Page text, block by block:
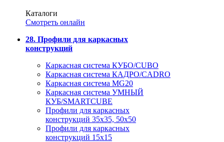
Каталоги
Смотреть онлайн
28. Профили для каркасных
конструкций
Каркасная система КУБО/CUBO
Каркасная система КАДРО/CADRO
Каркасная система MG20
Каркасная система УМНЫЙ
КУБ/SMARTCUBE
Профили для каркасных
конструкций 35x35, 50x50
Профили для каркасных
конструкций 15х15